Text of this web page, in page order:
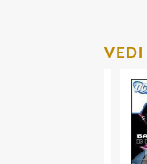
VEDI